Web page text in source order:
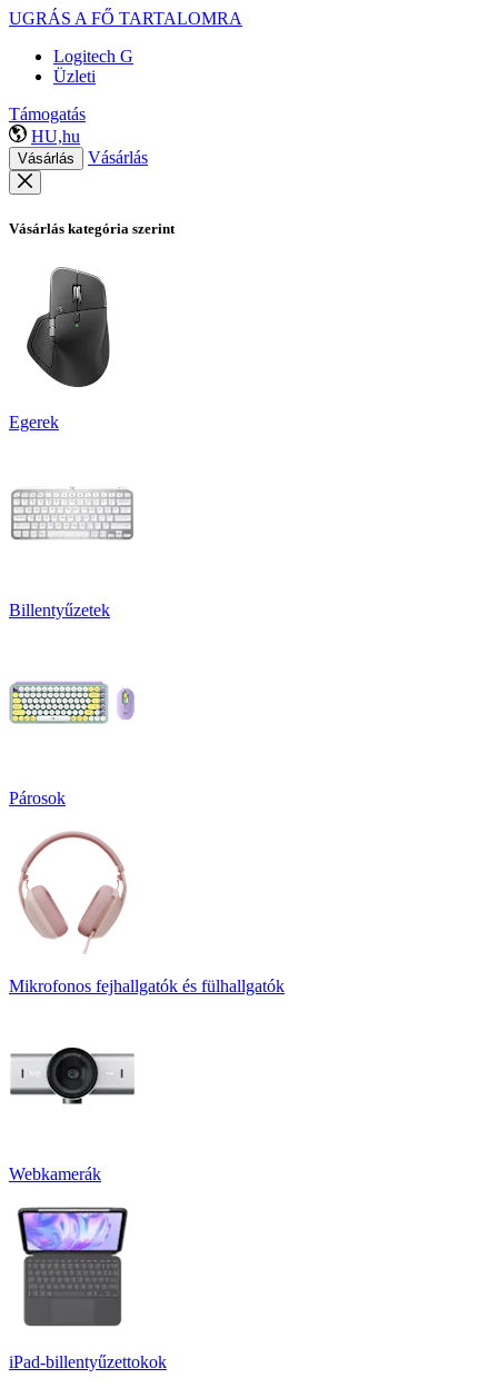
UGRÁS A FŐ TARTALOMRA
Logitech G
Üzleti
Támogatás
HU,hu
Vásárlás Vásárlás
Vásárlás kategória szerint
Egerek
Billentyűzetek
Párosok
Mikrofonos fejhallgatók és fülhallgatók
Webkamerák
iPad-billentyűzettokok